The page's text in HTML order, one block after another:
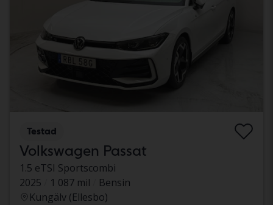
Testad
Volkswagen Passat
1.5 eTSI Sportscombi
2025
1 087 mil
Bensin
Kungälv (Ellesbo)